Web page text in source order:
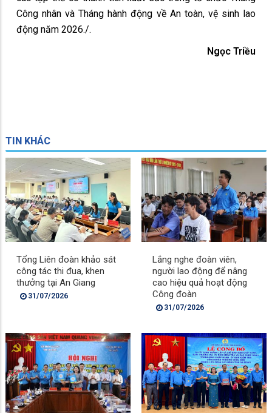
Công nhân và Tháng hành động về An toàn, vệ sinh lao
động năm 2026./.
Ngọc Triều
TIN KHÁC
Tổng Liên đoàn khảo sát
công tác thi đua, khen
thưởng tại An Giang
31/07/2026
Lắng nghe đoàn viên,
người lao động để nâng
cao hiệu quả hoạt động
Công đoàn
31/07/2026